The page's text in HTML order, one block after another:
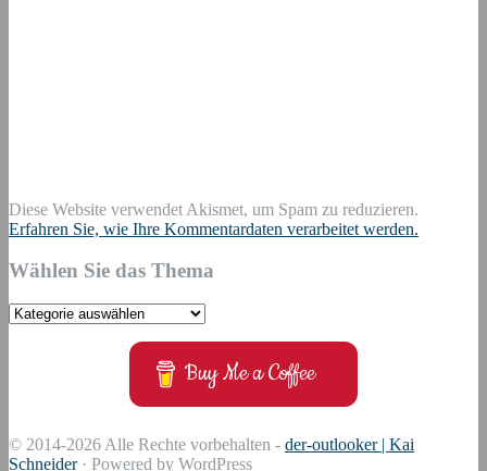
Diese Website verwendet Akismet, um Spam zu reduzieren.
Erfahren Sie, wie Ihre Kommentardaten verarbeitet werden.
Wählen Sie das Thema
Wählen
Buy Me a Coffee
© 2014-2026 Alle Rechte vorbehalten - der-outlooker | Kai
Schneider· Powered by WordPress